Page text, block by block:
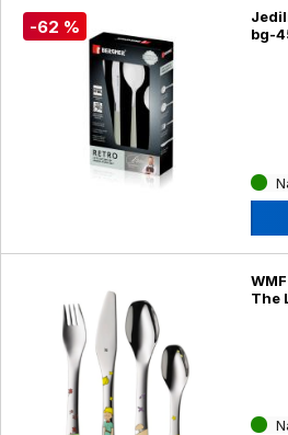
-62 %
bg-
The